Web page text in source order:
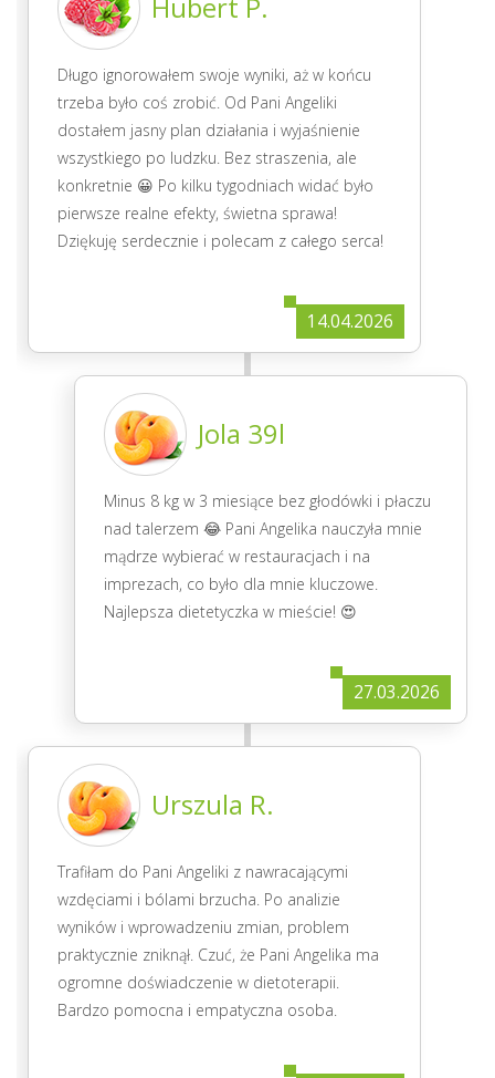
Hubert P.
Długo ignorowałem swoje wyniki, aż w końcu
trzeba było coś zrobić. Od Pani Angeliki
dostałem jasny plan działania i wyjaśnienie
wszystkiego po ludzku. Bez straszenia, ale
konkretnie 😀 Po kilku tygodniach widać było
pierwsze realne efekty, świetna sprawa!
Dziękuję serdecznie i polecam z całego serca!
14.04.2026
Jola 39l
Minus 8 kg w 3 miesiące bez głodówki i płaczu
nad talerzem 😂 Pani Angelika nauczyła mnie
mądrze wybierać w restauracjach i na
imprezach, co było dla mnie kluczowe.
Najlepsza dietetyczka w mieście! 😍
27.03.2026
Urszula R.
Trafiłam do Pani Angeliki z nawracającymi
wzdęciami i bólami brzucha. Po analizie
wyników i wprowadzeniu zmian, problem
praktycznie zniknął. Czuć, że Pani Angelika ma
ogromne doświadczenie w dietoterapii.
Bardzo pomocna i empatyczna osoba.